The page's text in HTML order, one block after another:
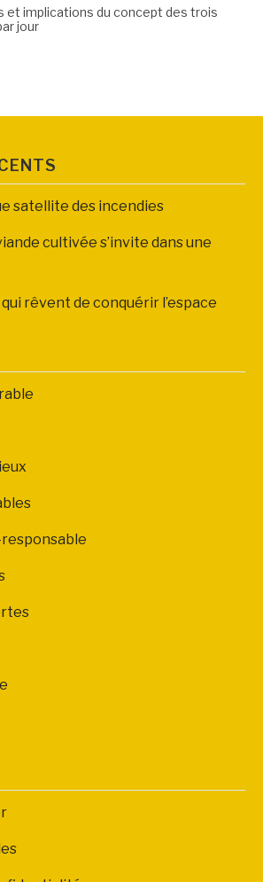
et implications du concept des trois
jour
satellite des incendies
cultivée s’invite dans une
rêvent de conquérir l’espace